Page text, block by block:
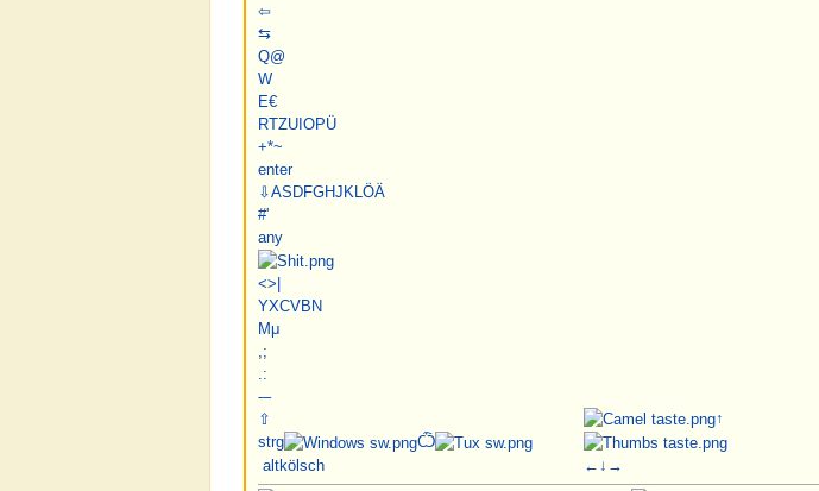
⇦
⇆
Q@
W
E€
RTZUIOPÜ
+*~
enter
⇩ASDFGHJKL ÖÄ
#'
any
<>|
YXCVBN
Mμ
;
:
-–
⇧
strg
Ѽ
altkölsch
↑
← ↓ →